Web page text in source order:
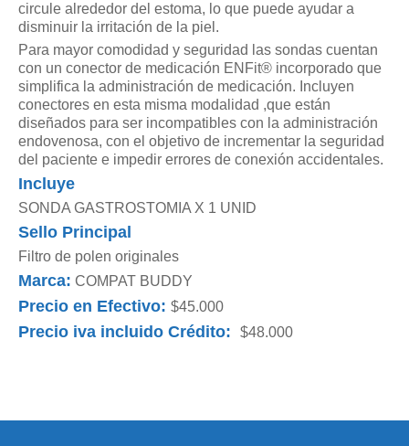
circule alrededor del estoma, lo que puede ayudar a
disminuir la irritación de la piel.
Para mayor comodidad y seguridad las sondas cuentan
con un conector de medicación ENFit® incorporado que
simplifica la administración de medicación. Incluyen
conectores en esta misma modalidad ,que están
diseñados para ser incompatibles con la administración
endovenosa, con el objetivo de incrementar la seguridad
del paciente e impedir errores de conexión accidentales.
Incluye
SONDA GASTROSTOMIA X 1 UNID
Sello Principal
Filtro de polen originales
Marca: COMPAT BUDDY
Precio en Efectivo: $45.000
Precio iva incluido Crédito: $48.000